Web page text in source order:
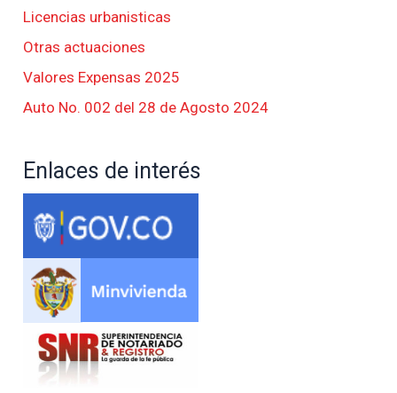
Licencias urbanisticas
Otras actuaciones
Valores Expensas 2025
Auto No. 002 del 28 de Agosto 2024
Enlaces de interés